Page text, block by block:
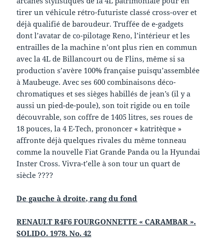
tirer un véhicule rétro-futuriste classé cross-over et
déjà qualifié de baroudeur. Truffée de e-gadgets
dont l’avatar de co-pilotage Reno, l’intérieur et les
entrailles de la machine n’ont plus rien en commun
avec la 4L de Billancourt ou de Flins, même si sa
production s’avère 100% française puisqu’assemblée
à Maubeuge. Avec ses 600 combinaisons déco-
chromatiques et ses sièges habillés de jean’s (il y a
aussi un pied-de-poule), son toit rigide ou en toile
découvrable, son coffre de 1405 litres, ses roues de
18 pouces, la 4 E-Tech, prononcer « katritèque »
affronte déjà quelques rivales du même tonneau
comme la nouvelle Fiat Grande Panda ou la Hyundai
Inster Cross. Vivra-t’elle à son tour un quart de
siècle ????
De gauche à droite, rang du fond
RENAULT R4F6 FOURGONNETTE « CARAMBAR ».
SOLIDO. 1978.No. 42